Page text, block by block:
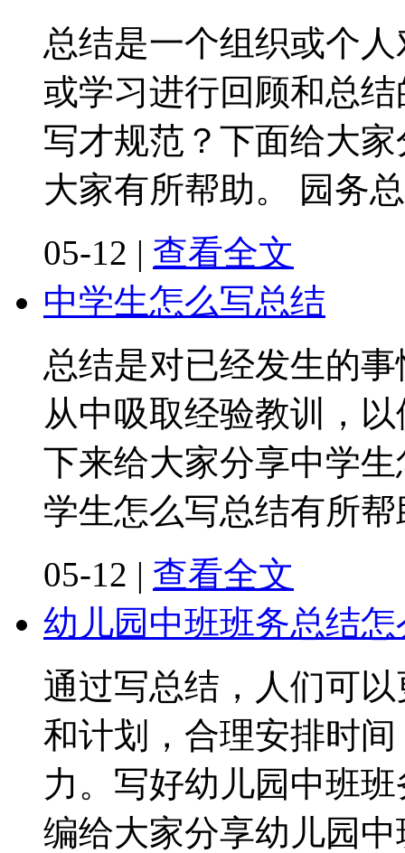
总结是一个组织或个
或学习进行回顾和总
写才规范？下面给大
大家有所帮助。 园务
05-12 | 查看全文
中学生怎么写总结
总结是对已经发生的
从中吸取经验教训，
下来给大家分享中学
学生怎么写总结有所
05-12 | 查看全文
幼儿园中班班务总结怎
通过写总结，人们可
和计划，合理安排时
力。写好幼儿园中班
编给大家分享幼儿园